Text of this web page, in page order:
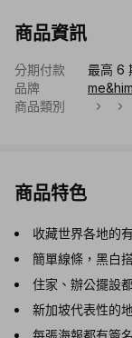
商品資訊
分期付款
最高 6
品牌
商品類別
商品特色
收藏世界各地的
簡單線條，黑白
住家、辦公擺設
新加坡代表性的
每張海報都有簽